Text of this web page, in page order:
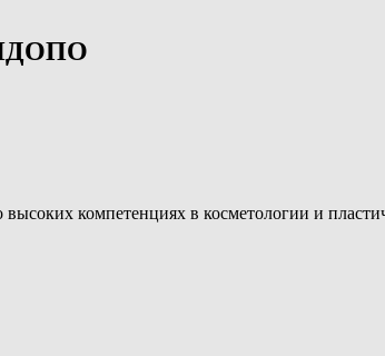
ИДОПО
компетенциях в косметологии и